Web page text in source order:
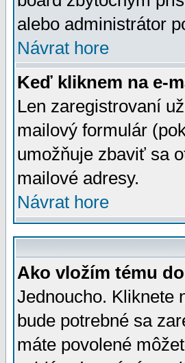
alebo administrátor
Návrat hore
Keď kliknem na e-
Len zaregistrovaní
mailový formulár
umožňuje zbaviť sa
mailové adresy.
Návrat hore
Ako vložím tému
Jednoucho. Kliknete
bude potrebné sa
máte povolené